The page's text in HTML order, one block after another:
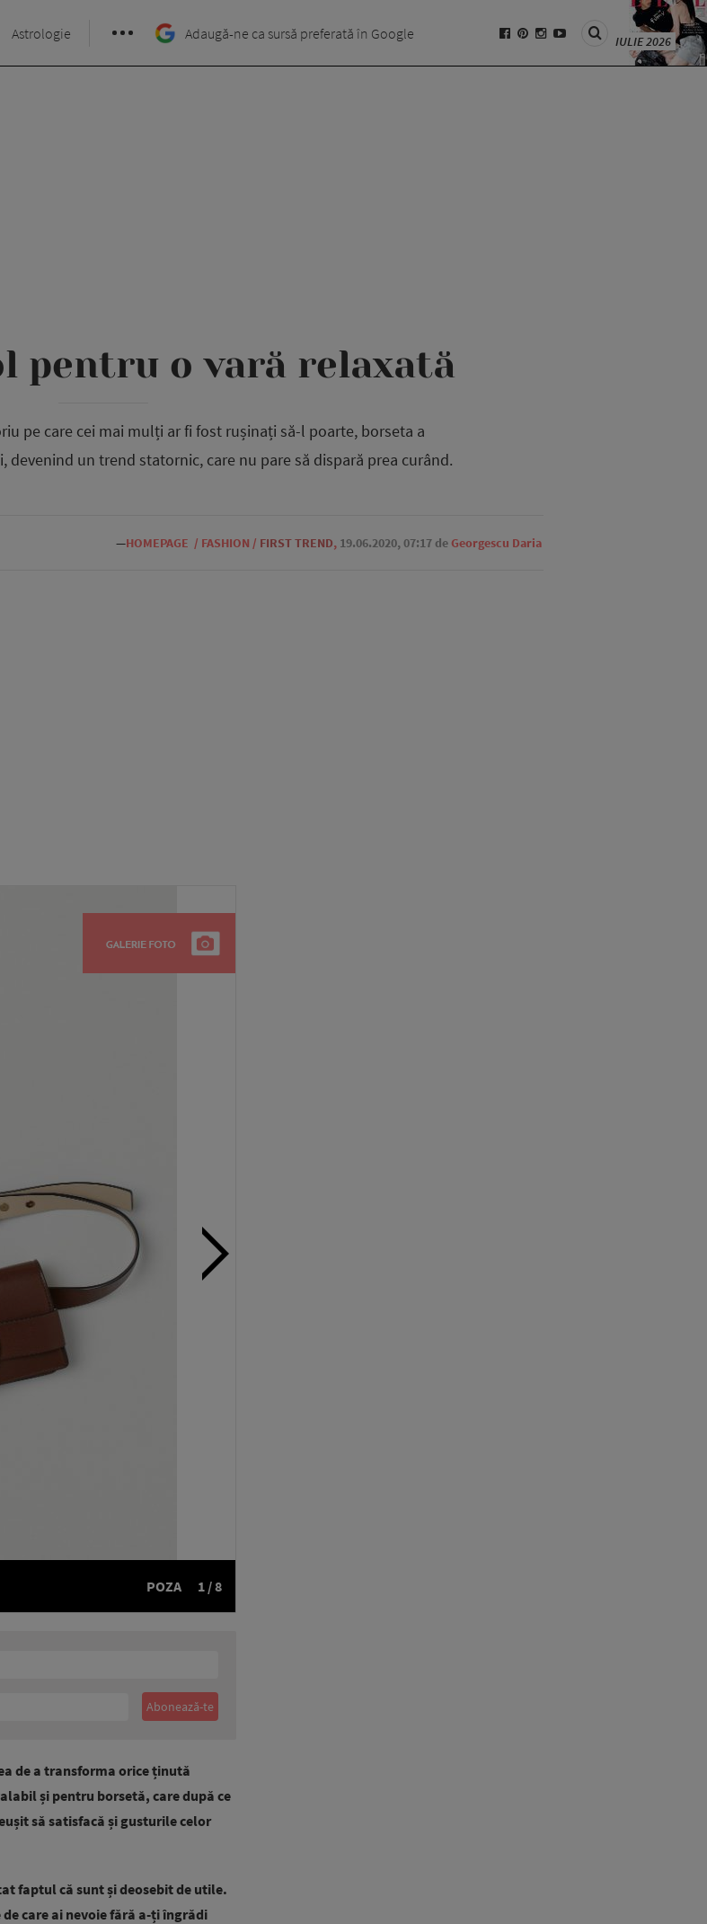
Astrologie Adaugă-ne ca sursă preferată în Google IULIE 2026
pentru o vară relaxată
pe care cei mai mulți ar fi fost rușinați să-l poarte, borseta a
un trend statornic, care nu pare să dispară prea curând.
—HOMEPAGE / FASHION / FIRST TREND, 19.06.2020, 07:17 deGeorgescu Daria
POZA 1 / 8
de a transforma orice ținută
și pentru borsetă, care după ce
să satisfacă și gusturile celor
faptul că sunt și deosebit de utile.
care ai nevoie fără a-ți îngrădi